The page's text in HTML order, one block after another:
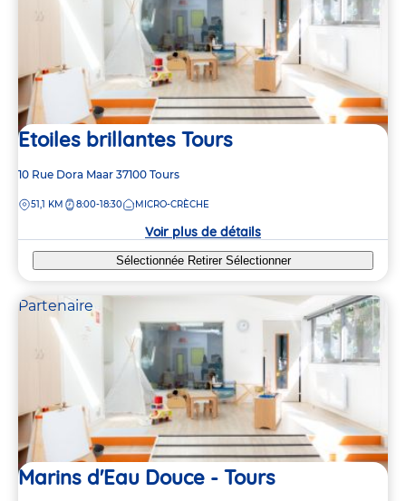
Etoiles brillantes Tours
Adresse
la
10 Rue Dora Maar 37100 Tours
DISTANCE
51,1 KM 8:00-18:30 MICRO-CRÈCHE
Voir plus de détails
Sélectionnée Retirer Sélectionner
Partenaire
Marins d'Eau Douce - Tours